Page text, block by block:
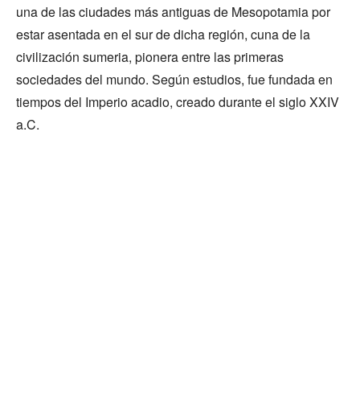
una de las ciudades más antiguas de Mesopotamia por
estar asentada en el sur de dicha región, cuna de la
civilización sumeria, pionera entre las primeras
sociedades del mundo. Según estudios, fue fundada en
tiempos del Imperio acadio, creado durante el siglo XXIV
a.C.